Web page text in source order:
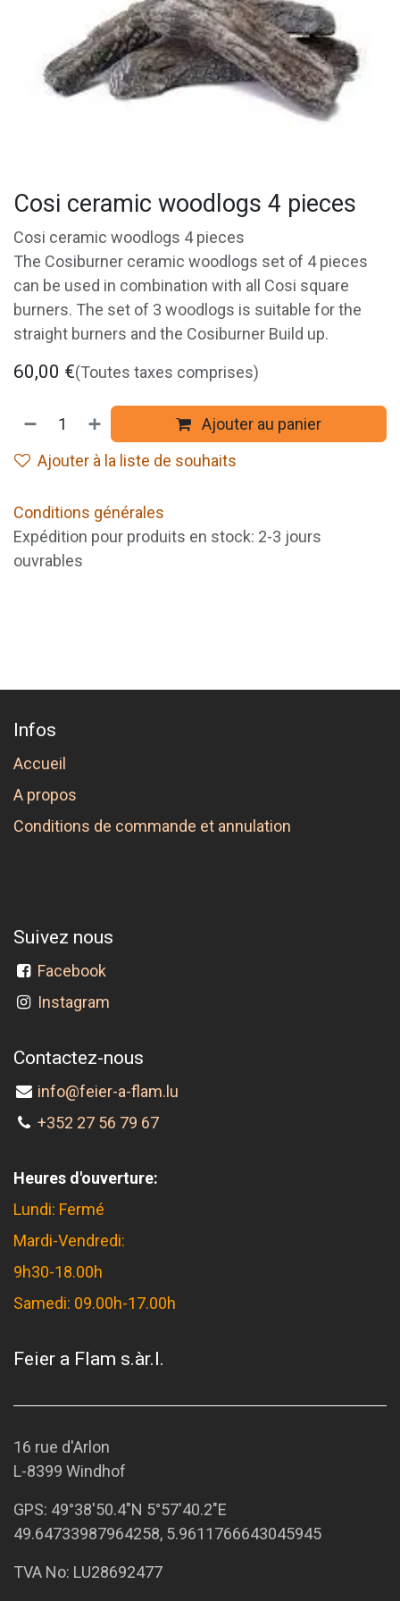
Cosi ceramic woodlogs 4 pieces
Cosi ceramic woodlogs 4 pieces
The Cosiburner ceramic woodlogs set of 4 pieces
can be used in combination with all Cosi square
burners. The set of 3 woodlogs is suitable for the
straight burners and the Cosiburner Build up.
60,00 €(Toutes taxes comprises)
Ajouter au panier
Ajouter à la liste de souhaits
Conditions générales
Expédition pour produits en stock: 2-3 jours
ouvrables
Infos
Accueil
A propos
Conditions de commande et annulation
Suivez nous
Facebook
Instagram
Contactez-nous
info@feier-a-flam.lu
+352 27 56 79 67
Heures d'ouverture:
Lundi: Fermé
Mardi-Vendredi:
9h30-18.00h
Samedi: 09.00h-17.00h
Feier a Flam s.àr.l.
16 rue d'Arlon
L-8399 Windhof
GPS: 49°38'50.4"N 5°57'40.2"E
49.64733987964258, 5.9611766643045945
TVA No: LU28692477